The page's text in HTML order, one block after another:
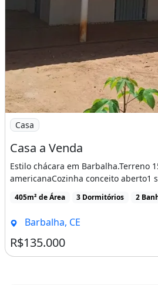
Imagem: Casa a Venda
Casa
Casa a Venda
Estilo chácara em Barbalha.Terreno
americanaCozinha conceito aberto1
405m² de Área 3 Dormitórios 2
Barbalha, CE
R$135.000